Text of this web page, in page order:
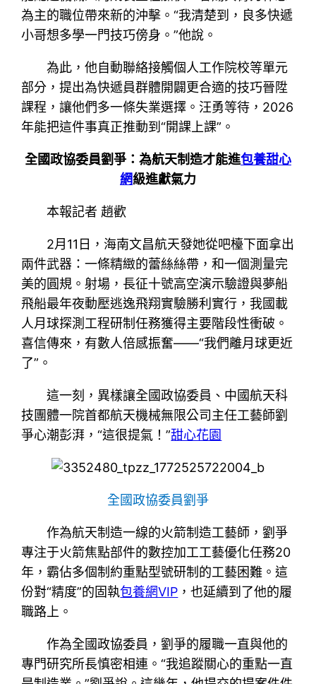
為主的職位帶來新的沖擊。“我清楚到，良多快遞
小哥想多學一門技巧傍身。”他說。
為此，他自動聯絡接觸個人工作院校等單元
部分，提出為快遞員群體開闢更合適的技巧晉陞
課程，讓他們多一條失業選擇。汪勇等待，2026
年能把這件事真正推動到“開課上課”。
全國政協委員劉爭：為航天制造才能進包養甜心
網級進獻氣力
本報記者 趙歡
2月11日，海南文昌航天發她從吧檯下面拿出
兩件武器：一條精緻的蕾絲絲帶，和一個測量完
美的圓規。射場，長征十號高空演示驗證與夢船
飛船最年夜動壓逃逸飛翔實驗勝利實行，我國載
人月球探測工程研制任務獲得主要階段性衝破。
喜信傳來，有數人倍感振奮——“我們離月球更近
了”。
這一刻，異樣讓全國政協委員、中國航天科
技團體一院首都航天機械無限公司主任工藝師劉
爭心潮彭湃，“這很提氣！”甜心花園
全國政協委員劉爭
作為航天制造一線的火箭制造工藝師，劉爭
專注于火箭焦點部件的數控加工工藝優化任務20
年，霸佔多個制約重點型號研制的工藝困難。這
份對“精度”的固執包養網VIP ，也延續到了他的履
職路上。
作為全國政協委員，劉爭的履職一直與他的
專門研究所長慎密相連。“我追蹤關心的重點一直